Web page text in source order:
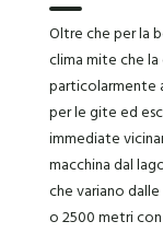
Oltre che per la
clima mite che
particolarmente
per le gite ed
immediate
macchina dal
che variano
o 2500 metri